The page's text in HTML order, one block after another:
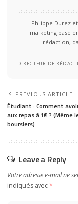
Philippe Durez
marketing basé
rédaction,
DIRECTEUR DE
PREVIOUS ARTICLE
Étudiant : Comment
aux repas à 1€ ? (Même
boursiers)
Leave a Reply
Votre adresse e-mail ne
indiqués avec*